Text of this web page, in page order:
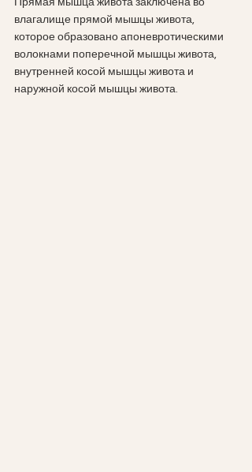
влагалище прямой мышцы живота,
которое образовано апоневротическими
волокнами поперечной мышцы живота,
внутренней косой мышцы живота и
наружной косой мышцы живота.